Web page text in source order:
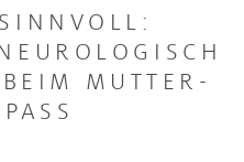
MUTTER-